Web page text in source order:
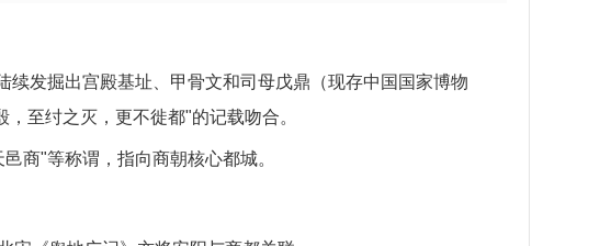
续发掘出宫殿基址、甲骨文和司母戊鼎（现存中国国家博物
至纣之灭，更不徙都"的记载吻合。
商"等称谓，指向商朝核心都城。